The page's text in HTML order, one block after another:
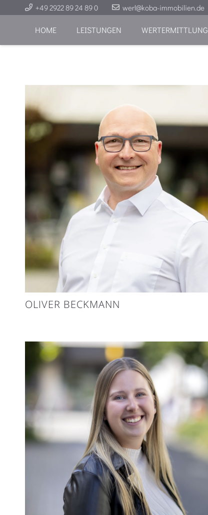
+49 2922 89 24 89 0 werl@koba-immobilien.de
HOME LEISTUNGEN WERTERMITTLUNG
OLIVER BECKMANN